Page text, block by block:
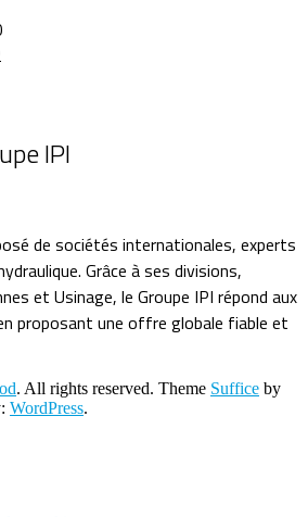
IPI
de sociétés internationales, experts
Grâce à ses divisions,
et Usinage, le Groupe IPI répond aux
proposant une offre globale fiable et
. All rights reserved. Theme Suffice by
WordPress.